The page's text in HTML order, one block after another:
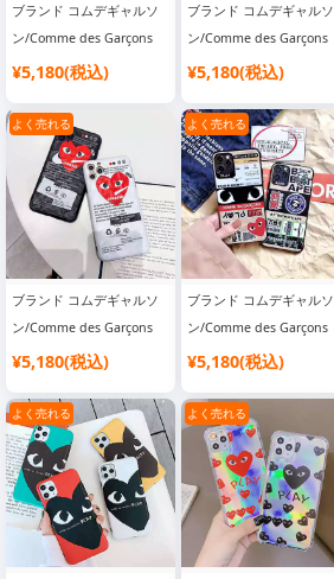
ブランド コムデギャルソ
ン/Comme des Garçons
スマホケース
¥5,180(税込)
ブランド コムデギャルソ
ン/Comme des Garçons
スマホケース
¥5,180(税込)
よく売れる
ブランド コムデギャルソ
ン/Comme des Garçons
スマホケース
¥5,180(税込)
よく売れる
ブランド コムデギャルソ
ン/Comme des Garçons
スマホケース
¥5,180(税込)
よく売れる よく売れる